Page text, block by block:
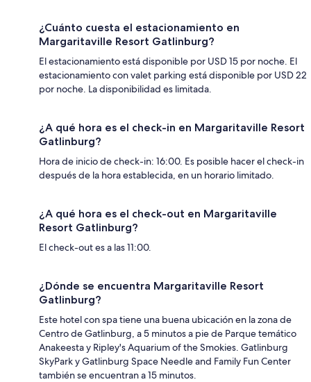
¿Cuánto cuesta el estacionamiento en
Margaritaville Resort Gatlinburg?
El estacionamiento está disponible por USD 15 por noche. El
estacionamiento con valet parking está disponible por USD 22
por noche. La disponibilidad es limitada.
¿A qué hora es el check-in en Margaritaville Resort
Gatlinburg?
Hora de inicio de check-in: 16:00. Es posible hacer el check-in
después de la hora establecida, en un horario limitado.
¿A qué hora es el check-out en Margaritaville
Resort Gatlinburg?
El check-out es a las 11:00.
¿Dónde se encuentra Margaritaville Resort
Gatlinburg?
Este hotel con spa tiene una buena ubicación en la zona de
Centro de Gatlinburg, a 5 minutos a pie de Parque temático
Anakeesta y Ripley's Aquarium of the Smokies. Gatlinburg
SkyPark y Gatlinburg Space Needle and Family Fun Center
también se encuentran a 15 minutos.